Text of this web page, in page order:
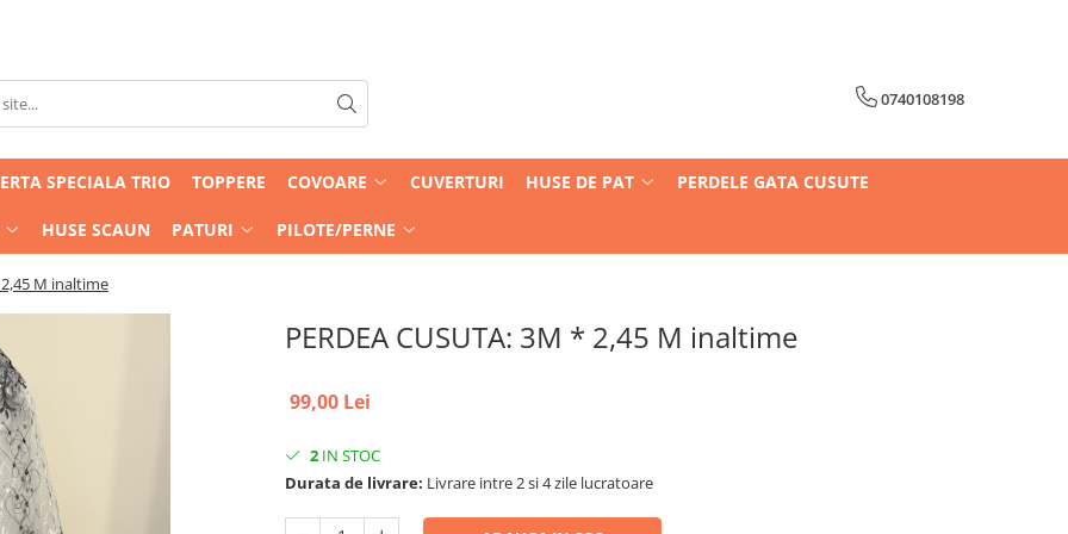
0740108198
SPECIALA TRIO TOPPERE COVOARE CUVERTURI HUSE DE PAT PERDELE GATA CUSUTE
HUSE SCAUN PATURI PILOTE/PERNE
2,45 M inaltime
PERDEA CUSUTA: 3M * 2,45 M inaltime
99,00 Lei
2 IN STOC
Durata de livrare: Livrare intre 2 si 4 zile lucratoare